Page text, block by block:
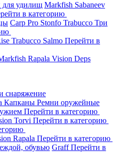
для удилищ Markfish Sabaneev
в категорию
Carp Pro Stonfo Trabucco Три
Trabucco Salmo Перейти в
Rapala Vision Deps
снаряжение
Капканы Ремни оружейные
Перейти в категорию
Torvi Перейти в категорию
Rapala Перейти в категорию
обувью GraffПерейти в